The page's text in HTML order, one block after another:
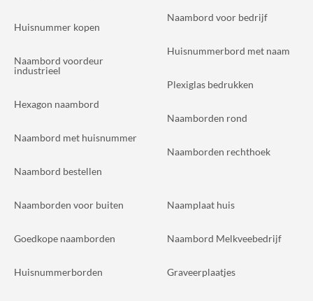
Huisnummer kopen
Naambord voordeur
industrieel
Hexagon naambord
Naambord met huisnummer
Naambord bestellen
Naambord voor bedrijf
Huisnummerbord met naam
Plexiglas bedrukken
Naamborden rond
Naamborden rechthoek
Naamborden voor buiten
Goedkope naamborden
Huisnummerborden
Naamplaat huis
Naambord Melkveebedrijf
Graveerplaatjes